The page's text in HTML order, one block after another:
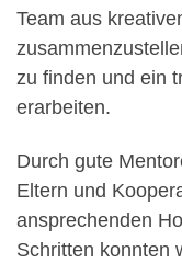
Team aus
zu finden und ein
erarbeiten.
Durch gute
Eltern und
ansprechenden
Schritten konnten